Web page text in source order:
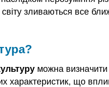
світу зливаються все
можна визначити
характеристик, що